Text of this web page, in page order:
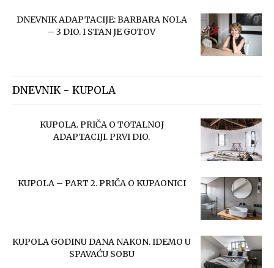
DNEVNIK ADAPTACIJE: BARBARA NOLA
– 3 DIO. I STAN JE GOTOV
DNEVNIK - KUPOLA
KUPOLA. PRIČA O TOTALNOJ
ADAPTACIJI. PRVI DIO.
KUPOLA – PART 2. PRIČA O KUPAONICI
KUPOLA GODINU DANA NAKON. IDEMO U
SPAVAĆU SOBU